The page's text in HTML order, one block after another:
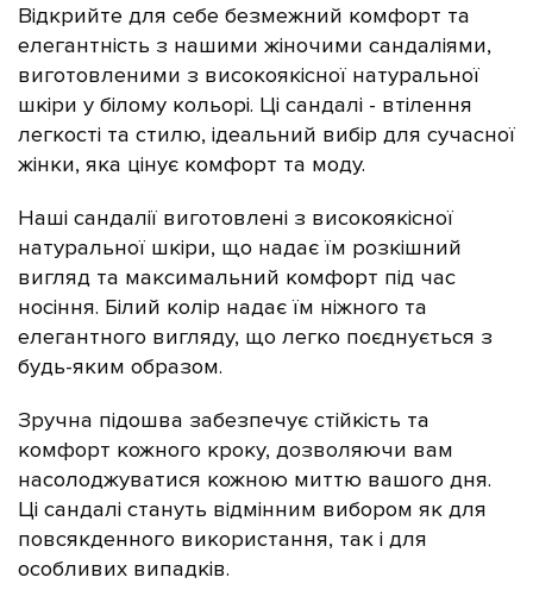
Відкрийте для себе безмежний комфорт та
елегантність з нашими жіночими сандаліями,
виготовленими з високоякісної натуральної
шкіри у білому кольорі. Ці сандалі - втілення
легкості та стилю, ідеальний вибір для сучасної
жінки, яка цінує комфорт та моду.
Наші сандалії виготовлені з високоякісної
натуральної шкіри, що надає їм розкішний
вигляд та максимальний комфорт під час
носіння. Білий колір надає їм ніжного та
елегантного вигляду, що легко поєднується з
будь-яким образом.
Зручна підошва забезпечує стійкість та
комфорт кожного кроку, дозволяючи вам
насолоджуватися кожною миттю вашого дня.
Ці сандалі стануть відмінним вибором як для
повсякденного використання, так і для
особливих випадків.